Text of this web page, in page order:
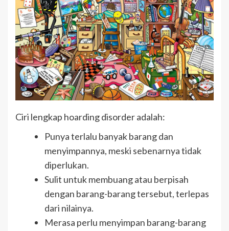
Ciri lengkap hoarding disorder adalah:
Punya terlalu banyak barang dan
menyimpannya, meski sebenarnya tidak
diperlukan.
Sulit untuk membuang atau berpisah
dengan barang-barang tersebut, terlepas
dari nilainya.
Merasa perlu menyimpan barang-barang